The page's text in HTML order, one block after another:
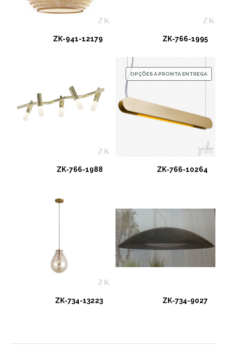
ZK-941-12179 ZK-766-1995
ZK-766-1988
OPÇÕES A PRONTA ENTREGA
ZK-766-10264
ZK-734-13223 ZK-734-9027